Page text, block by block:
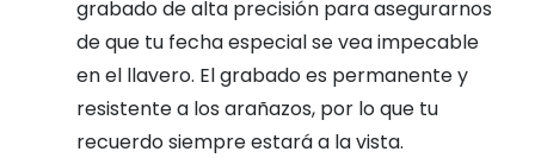
grabado de alta precisión para asegurarnos
de que tu fecha especial se vea impecable
en el llavero. El grabado es permanente y
resistente a los arañazos, por lo que tu
recuerdo siempre estará a la vista.